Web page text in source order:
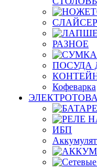
СЛАЙСЕР
РАЗНОЕ
ПОСУДА
Кофеварка
ИБП